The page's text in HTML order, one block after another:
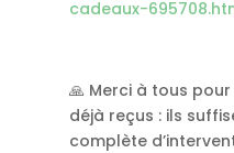
cadeaux-
🙏 Merci à tous
déjà reçus : ils
complète